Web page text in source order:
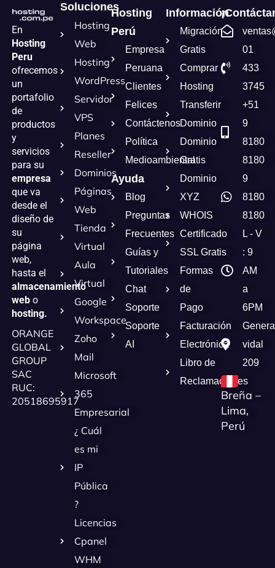
En
Hosting
Peru
ofrecemos
un
portafolio
de
productos
y
servicios
para su
empresa
que va
desde el
diseño de
su
página
web,
hasta el
almacenamiento
webo
hosting.
ORANGE
GLOBAL
GROUP
SAC
RUC:
20518695917
Soluciones
Hosting
Web
Hosting
WordPress
Servidor
VPS
Planes
Reseller
Dominios
Páginas
Web
Tienda
Virtual
Aula
Virtual
Google
Workspace
Zoho
Mail
Microsoft
365
Empresarial
¿ Cuál
es mi
IP
Pública
?
Licencias
Cpanel
WHM
Hosting
Perú
Empresa
Peruana
Clientes
Felices
Contáctenos
Política
Medioambiental
Ayuda
Blog
Preguntas
Frecuentes
Guías y
Tutoriales
Chat
Soporte
Soporte
AI
Información
Migración
Gratis
Comprar
Hosting
Transferir
Dominio
Dominio
Gratis
Dominio
XYZ
WHOIS
Certificado
SSL Gratis
Formas
de
Pago
Facturación
Electrónica
Libro de
Reclamaciones
01
433
3745
+51
9
8180
8180
9
8180
8180
L - V
: 9
AM
a
6PM
vidal
209
Breña –
Lima,
Perú